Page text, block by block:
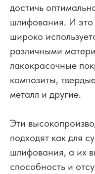
достичь
шлифования. И это
широко
различными
лакокрасочные
композиты,
металл и другие.
Эти
подходят как для
шлифования, а их
способность и